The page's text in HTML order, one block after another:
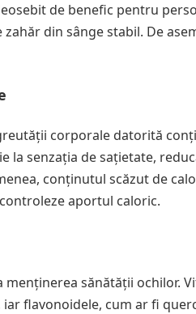
de benefic pentru
din sânge stabil. De
corporale datorită
la senzația de sațietate,
conținutul scăzut de
aportul caloric.
sănătății ochilor.
flavonoidele, cum ar fi